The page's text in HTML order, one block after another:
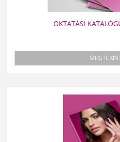
OKTATÁSI